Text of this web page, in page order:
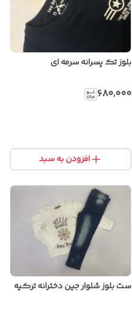
بلوز تک پسرانه سرمه ای
۶۸۰٬۰۰۰
افزودن به سبد
ست بلوز شلوار جین دخترانه ترکیه